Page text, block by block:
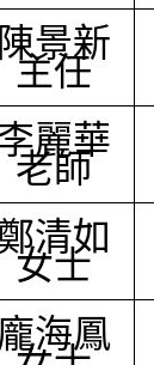
陳景新
主任
麗華
老師
清如
女士
龐海鳳